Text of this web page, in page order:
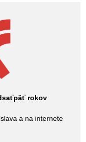
rokov
a na internete